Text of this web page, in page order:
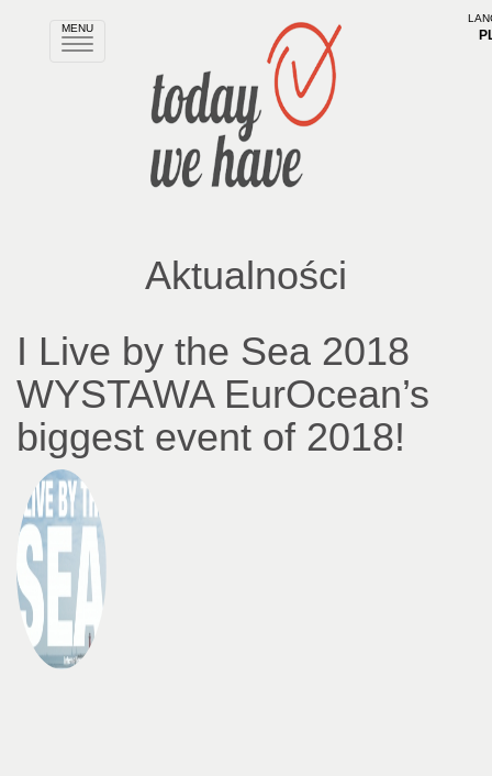
MENU
Rozwiń
Aktualności
I Live by the Sea 2018
WYSTAWA EurOcean’s
biggest event of 2018!